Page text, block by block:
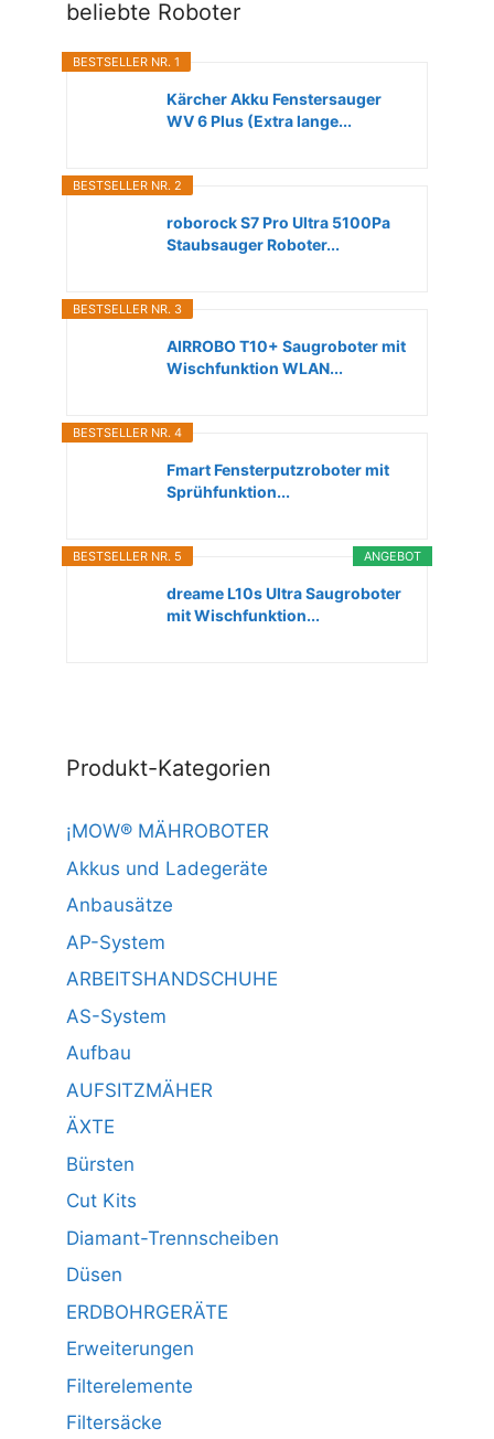
beliebte Roboter
BESTSELLER NR. 1
Kärcher Akku Fenstersauger
WV 6 Plus (Extra lange...
BESTSELLER NR. 2
roborock S7 Pro Ultra 5100Pa
Staubsauger Roboter...
BESTSELLER NR. 3
AIRROBO T10+ Saugroboter mit
Wischfunktion WLAN...
BESTSELLER NR. 4
Fmart Fensterputzroboter mit
Sprühfunktion...
ANGEBOT
BESTSELLER NR. 5
dreame L10s Ultra Saugroboter
mit Wischfunktion...
Produkt-Kategorien
¡MOW® MÄHROBOTER
Akkus und Ladegeräte
Anbausätze
AP-System
ARBEITSHANDSCHUHE
AS-System
Aufbau
AUFSITZMÄHER
ÄXTE
Bürsten
Cut Kits
Diamant-Trennscheiben
Düsen
ERDBOHRGERÄTE
Erweiterungen
Filterelemente
Filtersäcke